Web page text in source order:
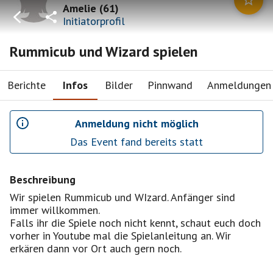
Amelie(61)
Initiatorprofil
Rummicub und Wizard spielen
Berichte Infos Bilder Pinnwand Anmeldungen
Anmeldung nicht möglich
Das Event fand bereits statt
Beschreibung
Wir spielen Rummicub und WIzard. Anfänger sind
immer willkommen.
Falls ihr die Spiele noch nicht kennt, schaut euch doch
vorher in Youtube mal die Spielanleitung an. Wir
erkären dann vor Ort auch gern noch.